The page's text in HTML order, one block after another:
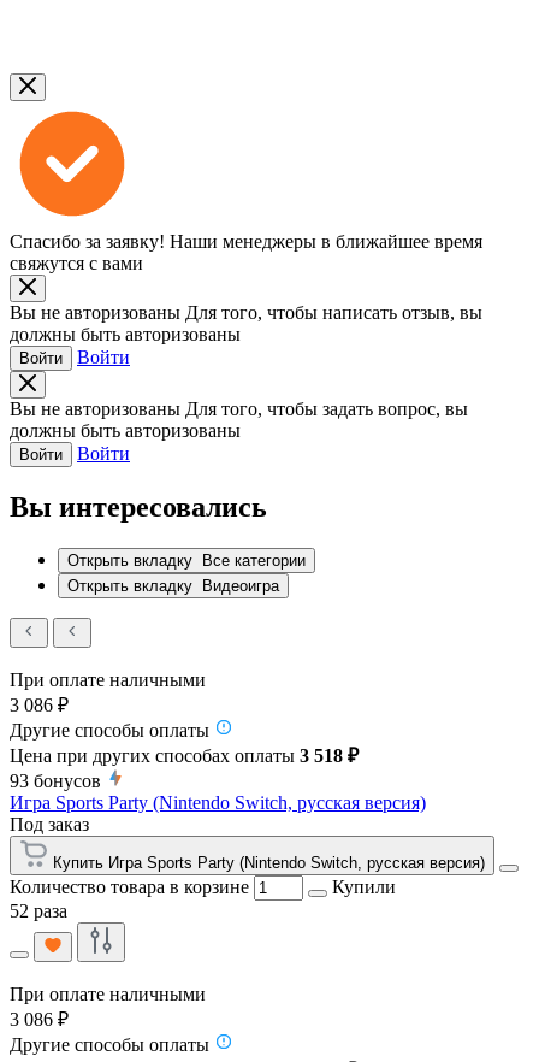
Спасибо за заявку! Наши менеджеры в ближайшее время
свяжутся с вами
Вы не авторизованы Для того, чтобы написать отзыв, вы
должны быть авторизованы
Войти Войти
Вы не авторизованы Для того, чтобы задать вопрос, вы
должны быть авторизованы
Войти Войти
Вы интересовались
Открыть вкладку Все категории
Открыть вкладку Видеоигра
При оплате наличными
3 086 ₽
Другие способы оплаты
Цена при других способах оплаты 3 518 ₽
93 бонусов
Игра Sports Party (Nintendo Switch, русская версия)
Под заказ
Купить Игра Sports Party (Nintendo Switch, русская версия)
Количество товара в корзине
Купили
52 раза
При оплате наличными
3 086 ₽
Другие способы оплаты